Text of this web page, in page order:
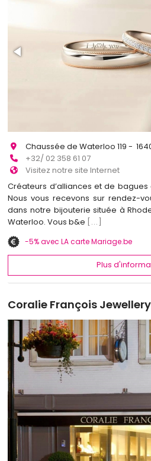
Chaussée de Waterloo 119 -
+32/ 02 358 61 07
Visitez notre site Internet
Créateurs d’alliances et de
Nous vous recevons sur rendez-
dans notre bijouterie située à
Waterloo. Vous b&e [...]
-5% avec LA carte Mariage.be
Plus
Coralie François Jewellery